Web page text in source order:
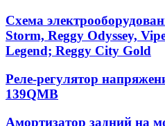
Схема
Storm, Reggy Odyssey,
Legend; Reggy City Gold
Реле-регулятор
139QMB
Амортизатор задний на